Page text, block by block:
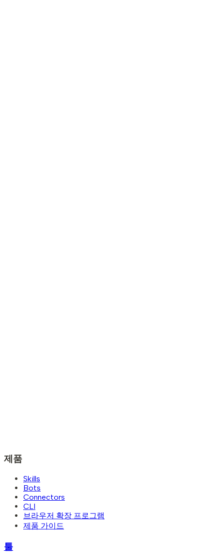
제품
Skills
Bots
Connectors
CLI
브라우저 확장 프로그램
제품 가이드
툴